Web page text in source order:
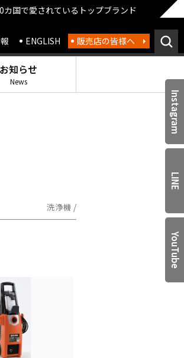
カ国で愛されているトップブランド
ENGLISH 販売店の皆様へ
お知らせ
News
洗浄機 /
Instagram
LINE
YouTube